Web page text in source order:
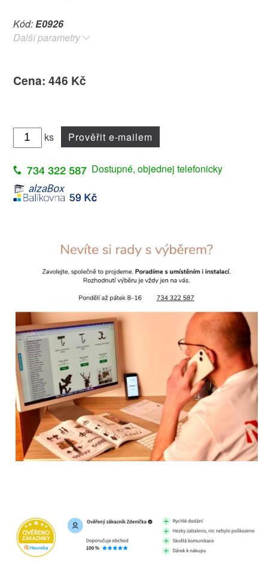
Kód:E0926
Další parametry
Cena: 446 Kč
ks Prověřit e-mailem
Dostupné, objednej telefonicky